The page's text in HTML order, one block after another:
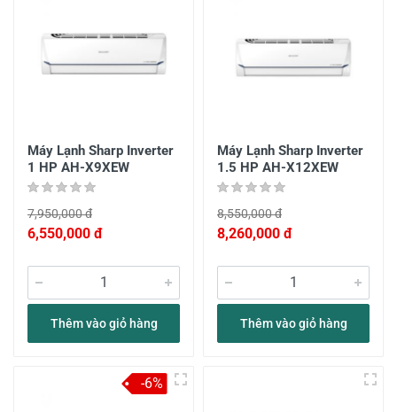
Máy Lạnh Sharp Inverter
1 HP AH-X9XEW
7,950,000 đ
6,550,000 đ
Thêm vào giỏ hàng
Máy Lạnh Sharp Inverter
1.5 HP AH-X12XEW
8,550,000 đ
8,260,000 đ
Thêm vào giỏ hàng
-6%